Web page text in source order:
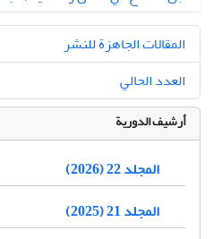
المقالات الجاهزة للنشر
العدد الحالي
أرشيف الدورية
المجلد 22 (2026)
المجلد 21 (2025)